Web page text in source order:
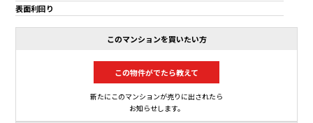
表面利回り
このマンションを買いたい方
この物件がでたら教えて
新たにこのマンションが売りに出されたら
お知らせします。